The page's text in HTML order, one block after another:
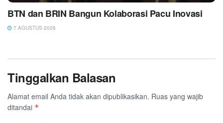
BTN dan BRIN Bangun Kolaborasi Pacu Inovasi
7 AGUSTUS 2026
Tinggalkan Balasan
Alamat email Anda tidak akan dipublikasikan. Ruas yang wajib
ditandai *